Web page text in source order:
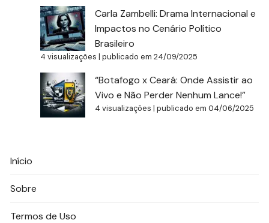
Carla Zambelli: Drama Internacional e
Impactos no Cenário Político
Brasileiro
4 visualizações |publicado em 24/09/2025
“Botafogo x Ceará: Onde Assistir ao
Vivo e Não Perder Nenhum Lance!”
4 visualizações |publicado em 04/06/2025
Início
Sobre
Termos de Uso